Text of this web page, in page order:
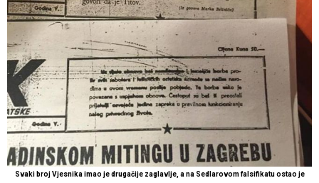
Svaki broj Vjesnika imao je drugačije zaglavlje, a na Sedlarovom falsifikatu ostao je